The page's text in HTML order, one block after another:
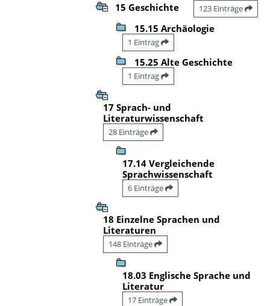
15 Geschichte 123 Einträge
15.15 Archäologie
1 Eintrag
15.25 Alte Geschichte
1 Eintrag
17 Sprach- und
Literaturwissenschaft
28 Einträge
17.14 Vergleichende
Sprachwissenschaft
6 Einträge
18 Einzelne Sprachen und
Literaturen
148 Einträge
18.03 Englische Sprache und
Literatur
17 Einträge